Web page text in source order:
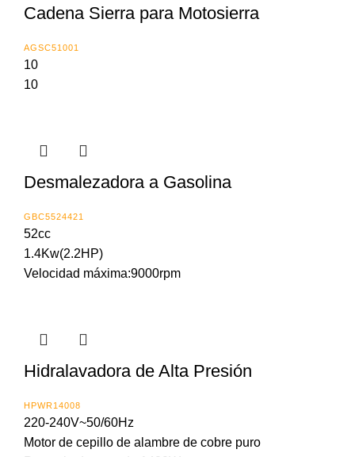
Cadena Sierra para Motosierra
AGSC51001
10
10
Desmalezadora a Gasolina
GBC5524421
52cc
1.4Kw(2.2HP)
Velocidad máxima:9000rpm
Hidralavadora de Alta Presión
HPWR14008
220-240V~50/60Hz
Motor de cepillo de alambre de cobre puro